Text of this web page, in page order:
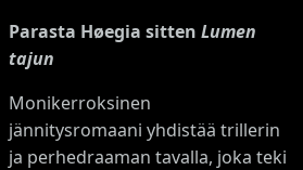
Parasta Høegia sitten Lumen
tajun
Monikerroksinen
jännitysromaani yhdistää trillerin
ja perhedraaman tavalla, joka teki